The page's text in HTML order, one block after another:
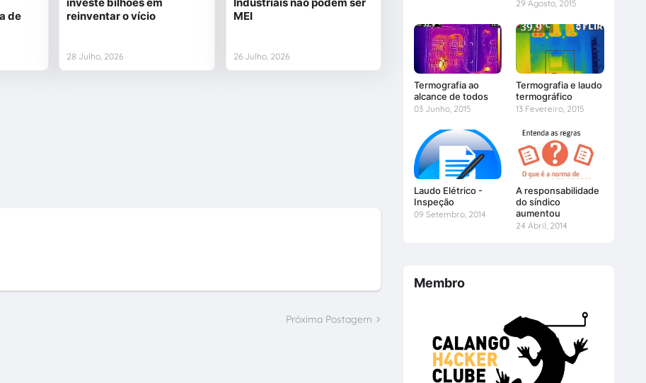
de
reinventar o vício
28 Julho, 2026
MEI
26 Julho, 2026
Próxima Postagem
29 Agosto, 2015
Termografia ao
alcance de todos
03 Junho, 2015
Termografia e laudo
termográfico
13 Fevereiro, 2015
Laudo Elétrico -
Inspeção
09 Setembro, 2014
A responsabilidade
do síndico
aumentou
24 Abril, 2014
Membro